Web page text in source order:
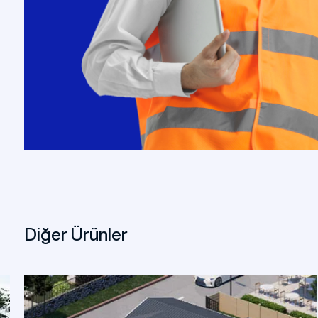
Diğer Ürünler